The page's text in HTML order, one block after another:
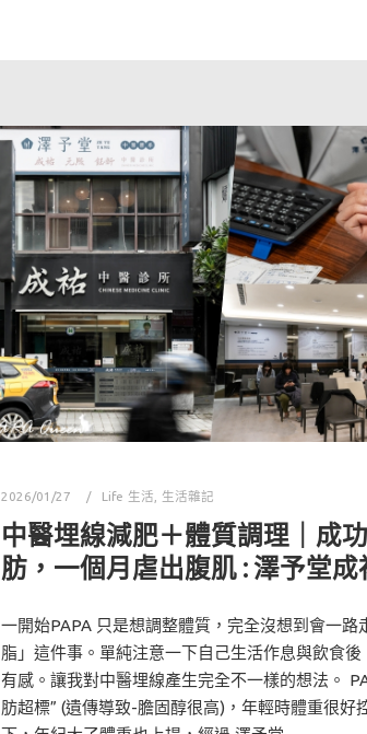
2026/01/27 Life 生活 生活雜記
中醫埋線減肥＋體質調理｜成
肪，一個月虐出腹肌 : 澤予堂
一開始PAPA 只是想調整體質，完全沒想到會一路
脂」這件事。單純注意一下自己生活作息與飲食
有感。讓我對中醫埋線產生完全不一樣的想法。
肪超標” (遺傳導致-膽固醇很高)，年輕時體重很好